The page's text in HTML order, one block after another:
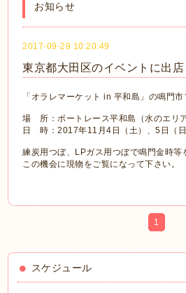
お知らせ
2017-09-29 10:20:49
東京都大田区のイベントに出店
「オラレマーケット in 平和島」の鳴門市
場 所：ボートレース平和島（水のエリア
日 時：2017年11月4日（土）、5日（
練炭用つぼ、LPガス用つぼで鳴門金時等
この機会に現物をご覧になって下さい。
1
スケジュール